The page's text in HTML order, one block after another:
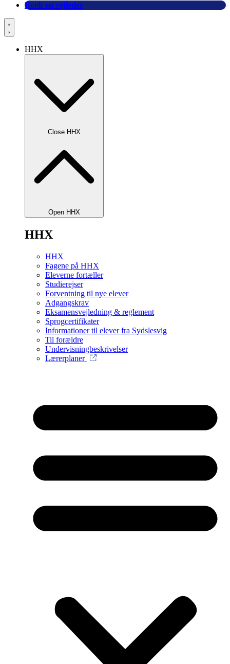
Book en vejleder
HHX
Close HHX
Open HHX
HHX
HHX
Fagene på HHX
Eleverne fortæller
Studierejser
Forventning til nye elever
Adgangskrav
Eksamensvejledning & reglement
Sprogcertifikater
Informationer til elever fra Sydslesvig
Til forældre
Undervisningbeskrivelser
Lærerplaner